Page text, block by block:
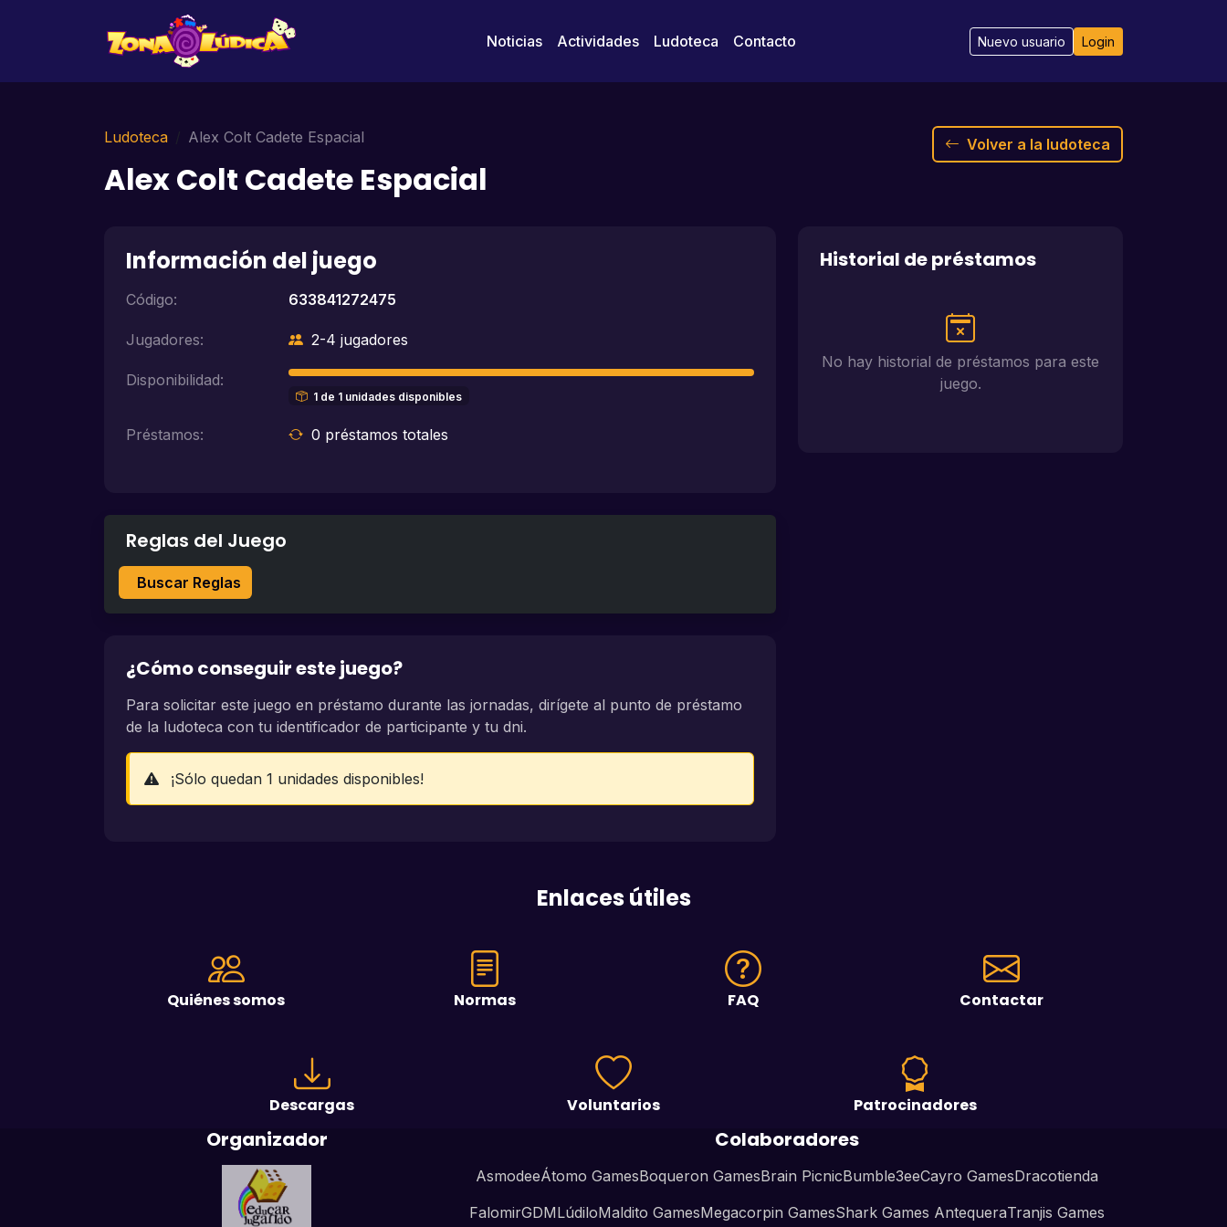
Noticias Actividades Ludoteca Contacto Nuevo usuario Login
Ludoteca Alex Colt Cadete Espacial
Alex Colt Cadete Espacial
Volver a la ludoteca
Información del juego
Código: 633841272475
Jugadores: 2-4 jugadores
Disponibilidad:
1 de 1 unidades disponibles
Préstamos: 0 préstamos totales
Reglas del Juego
Buscar Reglas
¿Cómo conseguir este juego?
Para solicitar este juego en préstamo durante las jornadas, dirígete al punto de préstamo
de la ludoteca con tu identificador de participante y tu dni.
¡Sólo quedan 1 unidades disponibles!
Historial de préstamos
No hay historial de préstamos para este
juego.
Enlaces útiles
Quiénes somos Normas FAQ Contactar
Descargas Voluntarios Patrocinadores
Organizador Colaboradores
AsmodeeÁtomo GamesBoqueron GamesBrain PicnicBumble3eeCayro GamesDracotienda
FalomirGDMLúdiloMaldito GamesMegacorpin GamesShark Games AntequeraTranjis Games